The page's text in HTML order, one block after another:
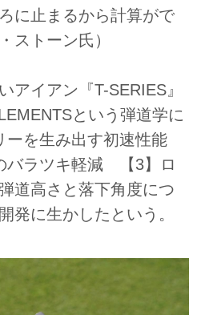
に止まるから計算がで
ストーン氏）
アイアン『T-SERIES』
という弾道学に
ーを生み出す初速性能
バラツキ軽減 【3】ロ
道高さと落下角度につ
発に生かしたという。